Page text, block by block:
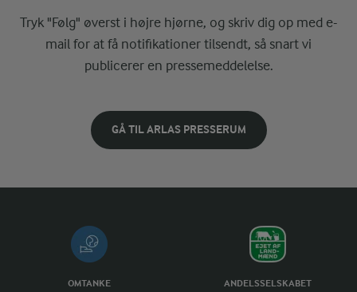
Tryk "Følg" øverst i højre hjørne, og skriv dig op med e-
mail for at få notifikationer tilsendt, så snart vi
publicerer en pressemeddelelse.
GÅ TIL ARLAS PRESSERUM
OMTANKE ANDELSSELSKABET